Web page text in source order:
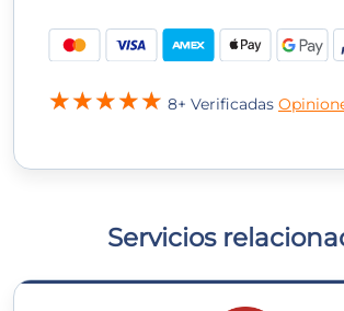
8+ Verificadas
Servicios